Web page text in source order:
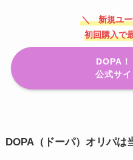
＼ 新規ユ
初回購入で
DOPA！
公式サ
DOPA（ドーパ）オリパは